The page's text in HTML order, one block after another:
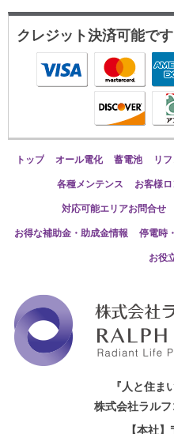
クレジット決済可能です
トップ オール電化 蓄電池 リ
各種メンテンス お客様
対応可能エリアお問合せ
お得な補助金・助成金情報 停電時
お役
『人と住
株式会社ラル
【本社